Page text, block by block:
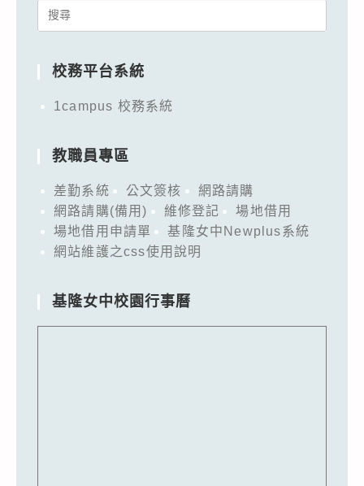
Search
校務平台系統
1campus 校務系統
教職員專區
差勤系統 公文簽核
網路請購
網路請購(備用)
維修登記
場地借用
場地借用申請單
基隆女中Newplus系統
網站維護之css使用說明
基隆女中校園行事曆